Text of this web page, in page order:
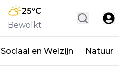
25°C
Bewolkt
Sociaal en Welzijn Natuur